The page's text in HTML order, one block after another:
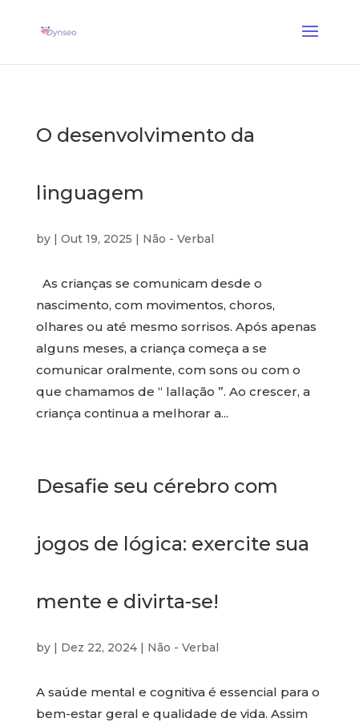
O desenvolvimento da
linguagem
by | Out 19, 2025 | Não - Verbal
As crianças se comunicam desde o
nascimento, com movimentos, choros,
olhares ou até mesmo sorrisos. Após apenas
alguns meses, a criança começa a se
comunicar oralmente, com sons ou com o
que chamamos de “ lallação ”. Ao crescer, a
criança continua a melhorar a...
Desafie seu cérebro com
jogos de lógica: exercite sua
mente e divirta-se!
by | Dez 22, 2024| Não - Verbal
A saúde mental e cognitiva é essencial para o
bem-estar geral e qualidade de vida. Assim